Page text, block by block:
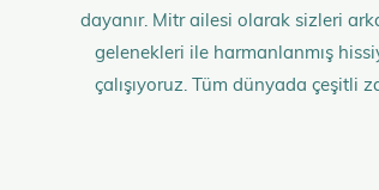
dayanır. Mitr ailesi olarak sizleri
gelenekleri ile harmanlanmış
çalışıyoruz. Tüm dünyada çeşitli